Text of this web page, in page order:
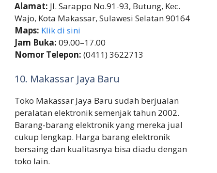
Alamat: Jl. Sarappo No.91-93, Butung, Kec.
Wajo, Kota Makassar, Sulawesi Selatan 90164
Maps: Klik di sini
Jam Buka: 09.00–17.00
Nomor Telepon: (0411) 3622713
10. Makassar Jaya Baru
Toko Makassar Jaya Baru sudah berjualan
peralatan elektronik semenjak tahun 2002.
Barang-barang elektronik yang mereka jual
cukup lengkap. Harga barang elektronik
bersaing dan kualitasnya bisa diadu dengan
toko lain.